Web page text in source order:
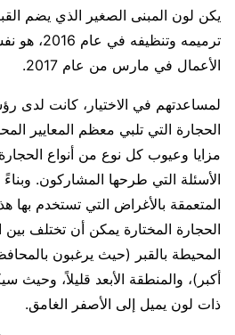
يكن لون المبنى الصغير الذي يضم
ترميمه
الأعمال في مارس من عام 2017.
لمساعدتهم في الاختيار، كانت لدى
الحجارة التي تلبي معظم المعايير
مزايا وعيوب كل نوع من أنواع
الأسئلة التي طرحها المشاركون.
المتعمقة بالأغراض التي تستخدم بها
الحجارة المختارة يمكن أن تختلف بين
المحيطة بالقبر (حيث يرغبون
أكبر)، والمنطقة الأبعد قليلاً، وحيث
ذات لون يميل إلى الأصفر الغامق.